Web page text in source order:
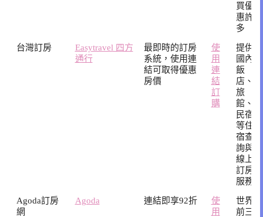
買優
惠許
多
台灣訂房
Easytravel 四方
通行
最即時的訂房
系統，使用連
結可取得優惠
房價
使
用
連
結
訂
購
提供
國內
飯
店、
旅
館、
民宿
等住
宿查
詢與
線上
訂房
服務
Agoda訂房
網
Agoda 連結即享92折
使
用
世界
前三